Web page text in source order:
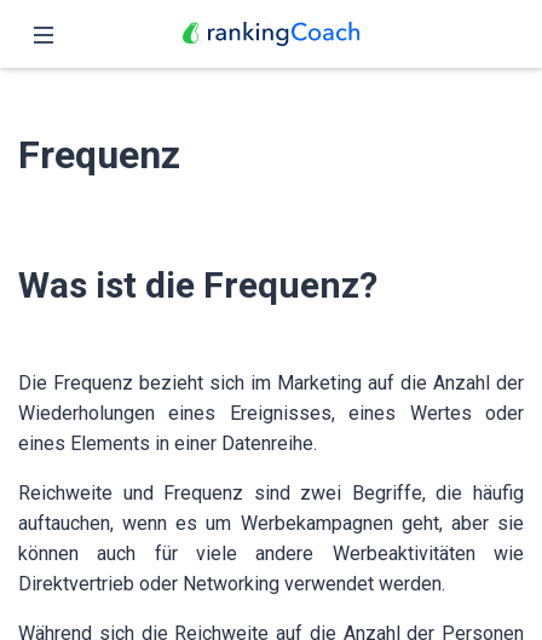
Funktionen
Partner
Deutsch
Frequenz
Was ist die Frequenz?
Die Frequenz bezieht sich im Marketing auf die Anzahl der
Wiederholungen eines Ereignisses, eines Wertes oder
eines Elements in einer Datenreihe.
Reichweite und Frequenz sind zwei Begriffe, die häufig
auftauchen, wenn es um Werbekampagnen geht, aber sie
können auch für viele andere Werbeaktivitäten wie
Direktvertrieb oder Networking verwendet werden.
Während sich die Reichweite auf die Anzahl der Personen